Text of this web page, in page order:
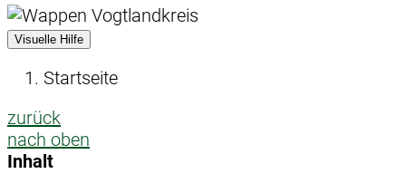
Visuelle Hilfe
Startseite
zurück
nach oben
Inhalt